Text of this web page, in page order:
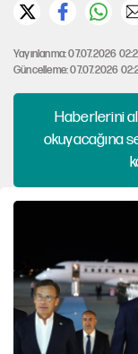
Yayınlanma: 07.07.2026
Güncelleme: 07.07.2026
Haberlerini
okuyacağına